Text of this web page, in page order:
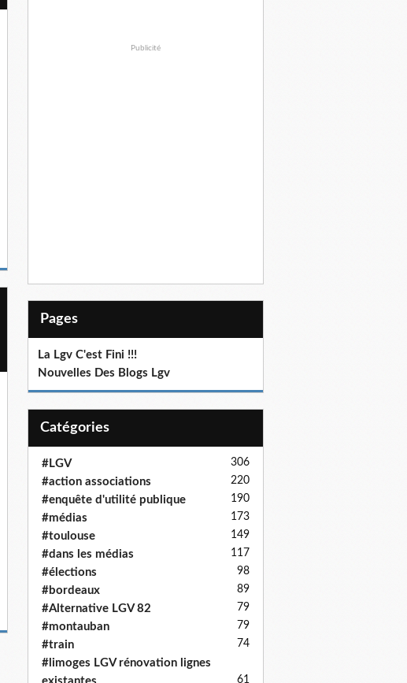
Publicité
Pages
La Lgv C'est Fini !!!
Nouvelles Des Blogs Lgv
Catégories
#LGV 306
#action associations 220
#enquête d'utilité publique 190
#médias 173
#toulouse 149
#dans les médias 117
#élections 98
#bordeaux 89
#Alternative LGV 82 79
#montauban 79
#train 74
#limoges LGV rénovation lignes
61